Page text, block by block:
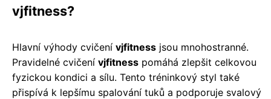
vjfitness?
Hlavní výhody cvičení vjfitness jsou mnohostranné.
Pravidelné cvičení vjfitness pomáhá zlepšit celkovou
fyzickou kondici a sílu. Tento tréninkový styl také
přispívá k lepšímu spalování tuků a podporuje svalový